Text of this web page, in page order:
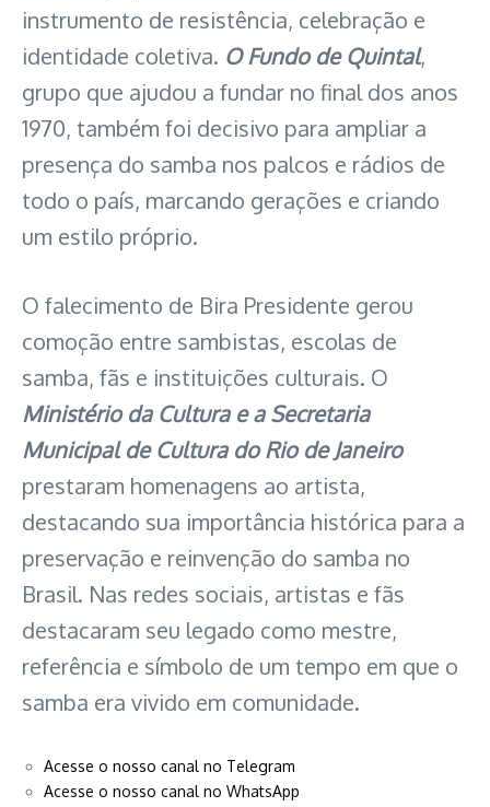
instrumento de resistência, celebração e
identidade coletiva. O Fundo de Quintal,
grupo que ajudou a fundar no final dos anos
1970, também foi decisivo para ampliar a
presença do samba nos palcos e rádios de
todo o país, marcando gerações e criando
um estilo próprio.
O falecimento de Bira Presidente gerou
comoção entre sambistas, escolas de
samba, fãs e instituições culturais. O
Ministério da Cultura e a Secretaria
Municipal de Cultura do Rio de Janeiro
prestaram homenagens ao artista,
destacando sua importância histórica para a
preservação e reinvenção do samba no
Brasil. Nas redes sociais, artistas e fãs
destacaram seu legado como mestre,
referência e símbolo de um tempo em que o
samba era vivido em comunidade.
Acesse o nosso canal no Telegram
Acesse o nosso canal no WhatsApp